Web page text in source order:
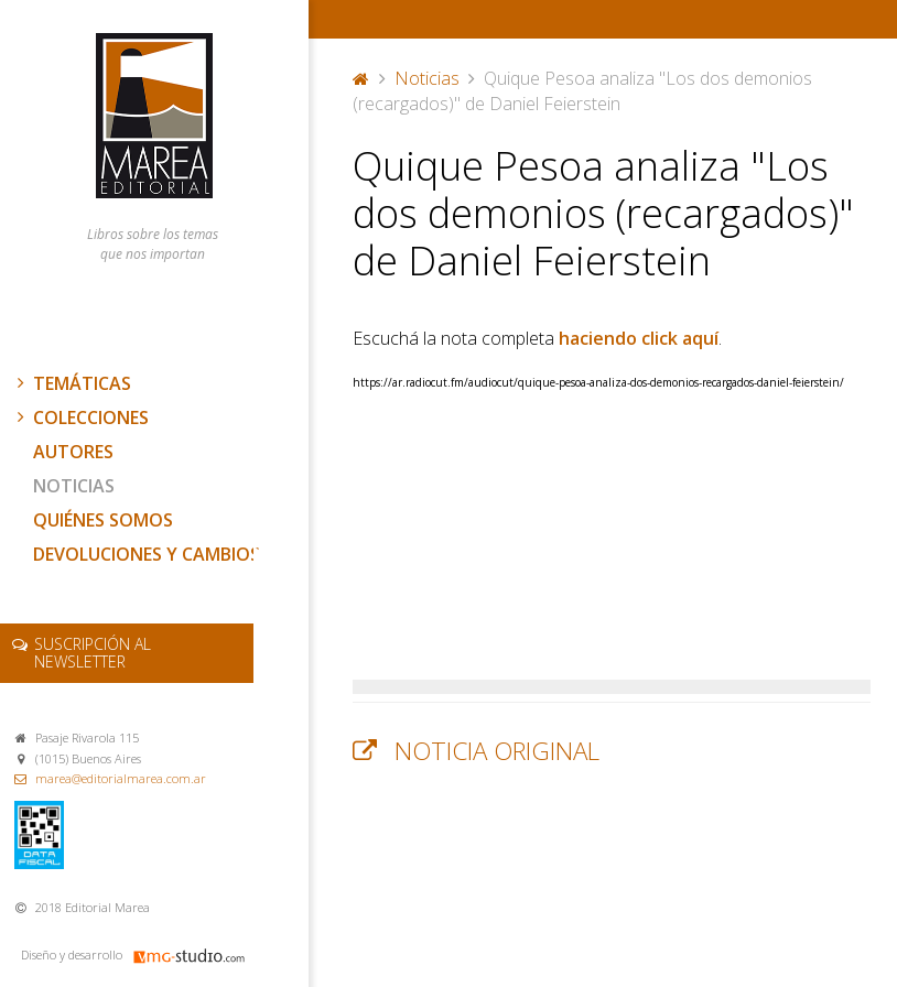
Libros sobre los temas
que nos importan
TEMÁTICAS
COLECCIONES
AUTORES
NOTICIAS
QUIÉNES SOMOS
DEVOLUCIONES Y CAMBIOS
SUSCRIPCIÓN AL
NEWSLETTER
Pasaje Rivarola 115
(1015) Buenos Aires
marea@editorialmarea.com.ar
2018 Editorial Marea
Diseño y desarrollo
P
ta
d
a
Noticias
Quique Pesoa analiza "Los dos demonios
(recargados)" de Daniel Feierstein
Quique Pesoa analiza "Los
dos demonios (recargados)"
de Daniel Feierstein
Escuchá la nota completa haciendo click aquí.
https://ar.radiocut.fm/audiocut/quique-pesoa-analiza-dos-demonios-recargados-daniel-feierstein/
NOTICIA ORIGINAL